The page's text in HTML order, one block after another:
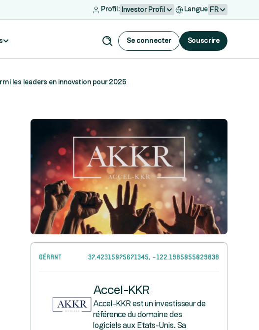
Profil: Investor Profil Langue FR
Se connecter Souscrire
les leaders en innovation pour 2025
Gérant 37.42315075671345, -122.1985055029838
Accel-KKR
Accel-KKR est un investisseur de
référence du domaine des
logiciels aux Etats-Unis. Sa